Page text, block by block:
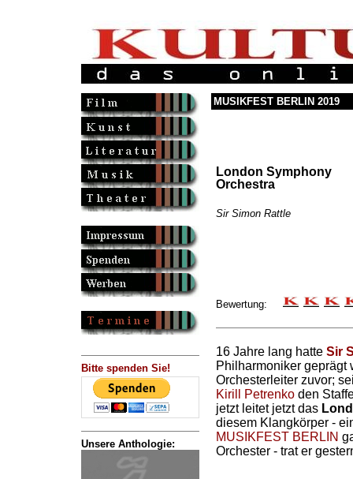
Bitte spenden Sie!
Unsere Anthologie:
MUSIKFEST BERLIN 2019
London Symphony
Orchestra
Sir Simon Rattle
Bewertung:
16 Jahre lang hatte Sir
Philharmoniker geprägt
Orchesterleiter zuvor;
Kirill Petrenkoden
jetzt leitet jetzt das
diesem Klangkörper -
MUSIKFEST BERLIN
Orchester - trat er